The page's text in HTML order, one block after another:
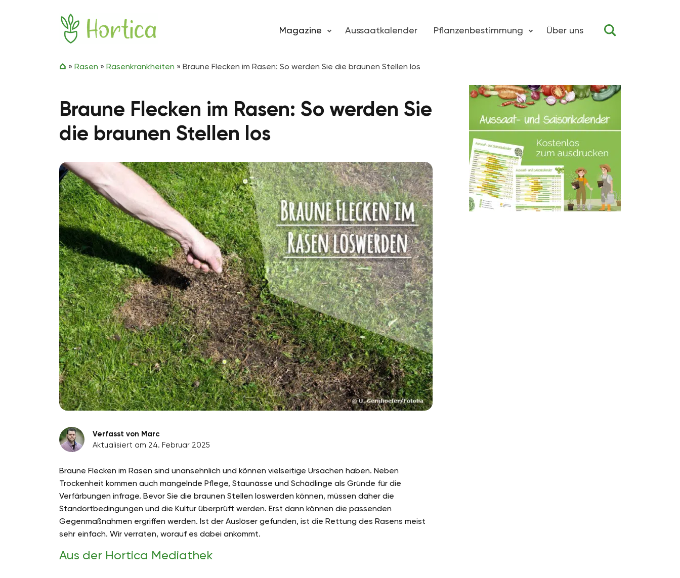
Magazine Aussaatkalender Pflanzenbestimmung Über uns
» Rasen » Rasenkrankheiten » Braune Flecken im Rasen: So werden Sie die braunen Stellen los
Braune Flecken im Rasen: So werden Sie
die braunen Stellen los
Verfasst von Marc
Aktualisiert am 24. Februar 2025
Braune Flecken im Rasen sind unansehnlich und können vielseitige Ursachen haben. Neben
Trockenheit kommen auch mangelnde Pflege, Staunässe und Schädlinge als Gründe für die
Verfärbungen infrage. Bevor Sie die braunen Stellen loswerden können, müssen daher die
Standortbedingungen und die Kultur überprüft werden. Erst dann können die passenden
Gegenmaßnahmen ergriffen werden. Ist der Auslöser gefunden, ist die Rettung des Rasens meist
sehr einfach. Wir verraten, worauf es dabei ankommt.
Aus der Hortica Mediathek